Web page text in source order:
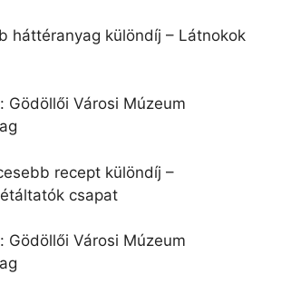
háttéranyag különdíj – Látnokok
Gödöllői Városi Múzeum
recept különdíj –
csapat
Gödöllői Városi Múzeum